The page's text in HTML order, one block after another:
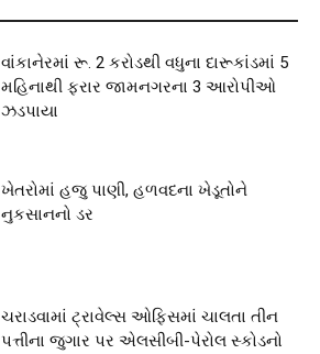
વાંકાનેરમાં રૂ. 2 કરોડથી વધુના દારૂકાંડમાં 5
મહિનાથી ફરાર જામનગરના 3 આરોપીઓ
ઝડપાયા
ખેતરોમાં હજુ પાણી, હળવદના ખેડૂતોને
નુકસાનનો ડર
ચરાડવામાં ટ્રાવેલ્સ ઓફિસમાં ચાલતા તીન
પત્તીના જુગાર પર એલસીબી-પેરોલ સ્કોડનો